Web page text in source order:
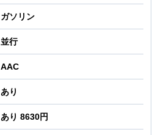
ガソリン
並行
AAC
あり
あり 8630円